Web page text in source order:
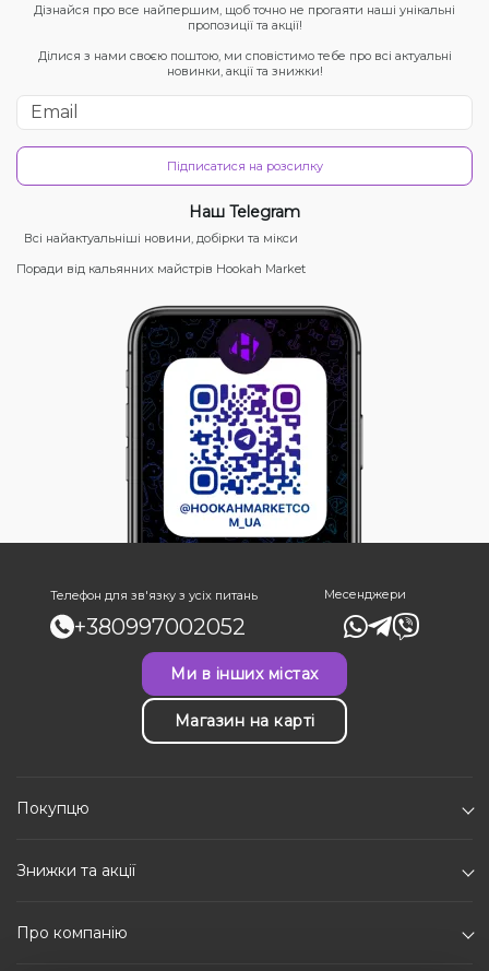
Дізнайся про все найпершим, щоб точно не прогаяти наші унікальні
пропозиції та акції!
Ділися з нами своєю поштою, ми сповістимо тебе про всі актуальні
новинки, акції та знижки!
Підписатися на розсилку
Наш Telegram
Всі найактуальніші новини, добірки та мікси
Поради від кальянних майстрів Hookah Market
Телефон для зв'язку з усіх питань
+380997002052
Месенджери
Ми в інших містах
Магазин на карті
Покупцю
Знижки та акції
Про компанію